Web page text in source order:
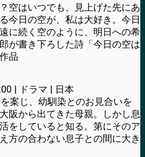
空はいつでも、見上げた先にあ
今日の空が、私は大好き。今日
に続く空のように、明日への希
が書き下ろした詩「今日の空は
品
| ドラマ | 日本
案じ、幼馴染とのお見合いを
阪から出てきた母親。しかし息
をしていると知る。第にそのア
方の合わない息子との間に大き